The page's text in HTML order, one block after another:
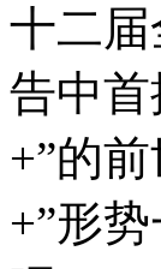
十二
告中首
+”的
+”形